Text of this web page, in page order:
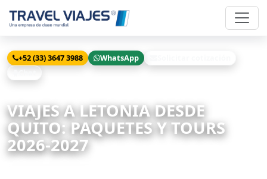
+52 (33) 3647 3988 WhatsApp
VIAJES A LETONIA DESDE
QUITO: PAQUETES Y TOURS
2026-2027